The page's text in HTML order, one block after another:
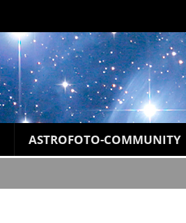
ASTROFOTO-COMMUNITY